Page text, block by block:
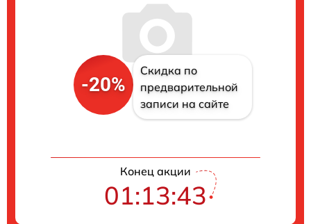
-20%
Скидка по
предварительной
записи на сайте
Конец акции
01:13:42